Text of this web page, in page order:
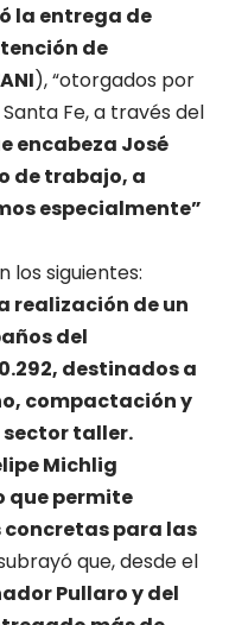
la entrega de
de
), “otorgados por
Fe, a través del
encabeza José
de trabajo, a
especialmente”
los siguientes:
realización de un
del
destinados a
compactación y
sector taller.
Michlig
que permite
para las
que, desde el
Pullaro y del